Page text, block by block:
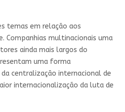
temas em relação aos
Companhias multinacionais uma
ainda mais largos do
uma forma
centralização internacional de
internacionalização da luta de